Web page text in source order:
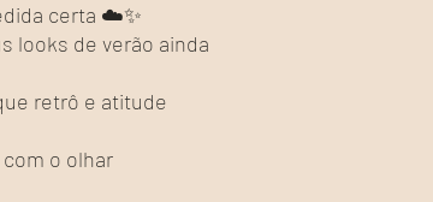
certa ☁️✨
looks de verão ainda
retrô e atitude
o olhar